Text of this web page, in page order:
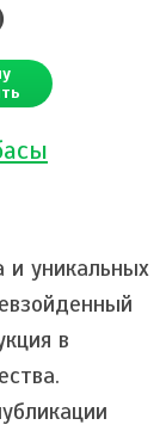
и уникальных
в